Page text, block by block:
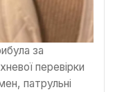
за
перевірки
патрульні